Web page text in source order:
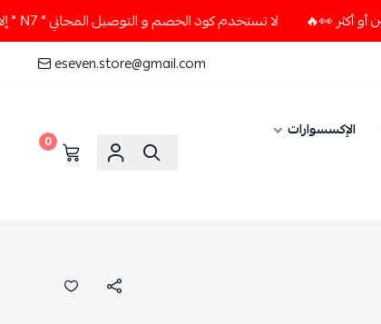
لا تستخدم كود الخصم و التوصيل المجاني " N7 " إلا إذا طلبت قطعتين أو أكثر 👀🔥
eseven.store@gmail.com
الإكسسوارات
0